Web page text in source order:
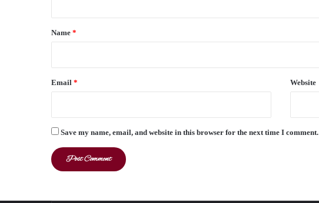
*
Name *
Email * Website
Save my name, email, and website in this browser for the next time I comment.